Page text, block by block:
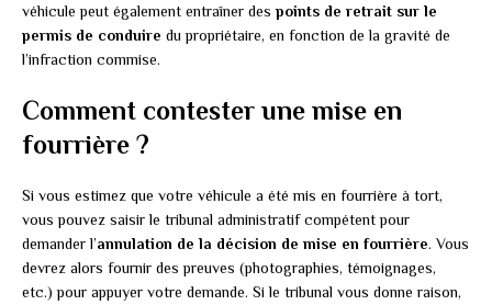
véhicule peut également entraîner des points de retrait sur le
permis de conduire du propriétaire, en fonction de la gravité de
l’infraction commise.
Comment contester une mise en
fourrière ?
Si vous estimez que votre véhicule a été mis en fourrière à tort,
vous pouvez saisir le tribunal administratif compétent pour
demander l’annulation de la décision de mise en fourrière. Vous
devrez alors fournir des preuves (photographies, témoignages,
etc.) pour appuyer votre demande. Si le tribunal vous donne raison,